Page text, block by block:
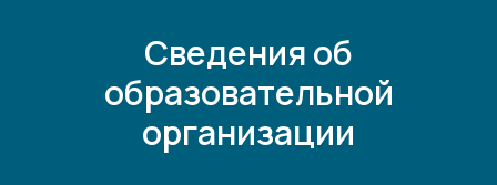
Сведения об
образовательной
организации